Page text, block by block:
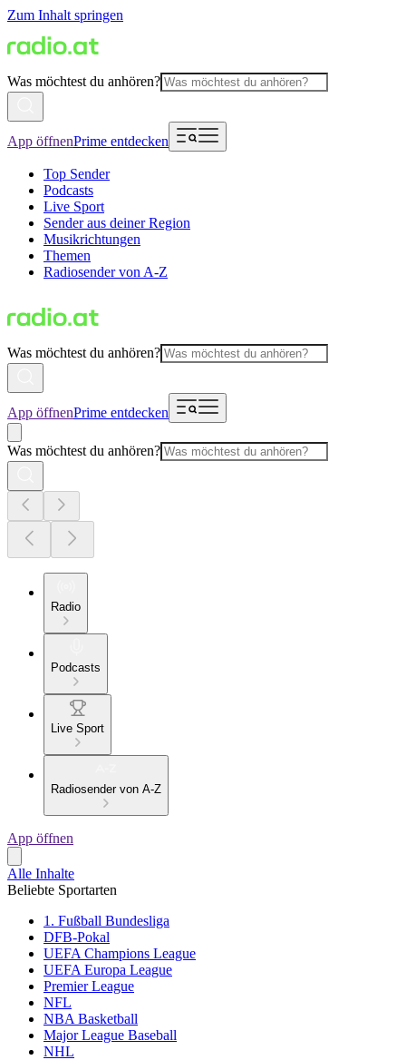
Zum Inhalt springen
Was möchtest du anhören?
App öffnenPrime entdecken
Top Sender
Podcasts
Live Sport
Sender aus deiner Region
Musikrichtungen
Themen
Radiosender von A-Z
Was möchtest du anhören?
App öffnenPrime entdecken
Was möchtest du anhören?
Radio
Podcasts
Live Sport
Radiosender von A-Z
App öffnen
Alle Inhalte
Beliebte Sportarten
1. Fußball Bundesliga
DFB-Pokal
UEFA Champions League
UEFA Europa League
Premier League
NFL
NBA Basketball
Major League Baseball
NHL